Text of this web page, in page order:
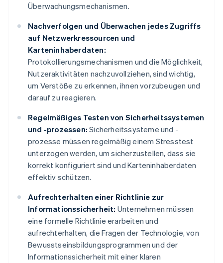
Überwachungsmechanismen.
Nachverfolgen und Überwachen jedes Zugriffs
auf Netzwerkressourcen und
Karteninhaberdaten:
Protokollierungsmechanismen und die Möglichkeit,
Nutzeraktivitäten nachzuvollziehen, sind wichtig,
um Verstöße zu erkennen, ihnen vorzubeugen und
darauf zu reagieren.
Regelmäßiges Testen von Sicherheitssystemen
und -prozessen: Sicherheitssysteme und -
prozesse müssen regelmäßig einem Stresstest
unterzogen werden, um sicherzustellen, dass sie
korrekt konfiguriert sind und Karteninhaberdaten
effektiv schützen.
Aufrechterhalten einer Richtlinie zur
Informationssicherheit: Unternehmen müssen
eine formelle Richtlinie erarbeiten und
aufrechterhalten, die Fragen der Technologie, von
Bewusstseinsbildungsprogrammen und der
Informationssicherheit mit einer klaren